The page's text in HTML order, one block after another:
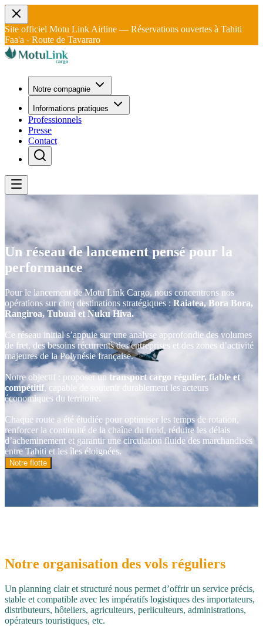
Site officiel Motu Link Airline — Réservations ouvertes à Tahiti
Faa'a - Route de Tavararo
Notre compagnie
Informations pratiques
Professionnels
Presse
Contact
Un réseau de lancement pensé pour la
performance
Pour le lancement de Motu Link Cargo, nous concentrons nos
opérations sur cinq destinations stratégiques : Raiatea, Bora Bora,
Rangiroa, Tubuai et Nuku Hiva.
Ce réseau initial s’appuie sur une analyse approfondie des volumes
de fret, des besoins récurrents des entreprises et des zones d’activité
majeures de la Polynésie française.
Notre objectif : proposer untransport cargo régulier, fiable et
compétitif, capable de soutenir durablement les acteurs
économiques du territoire.
Chaque route a été étudiée pour optimiser les temps de rotation,
renforcer la continuité de la chaîne du froid, réduire les délais
d’acheminement et garantir une circulation fluide des marchandises
entre Tahiti et les îles éloignées.
Notre flotte
Notre organisation des vols réguliers
Un planning clair et structuré nous permet d’offrir un service précis,
stable et compatible avec les impératifs logistiques des importateurs,
distributeurs, hôteliers, agriculteurs, perliculteurs, administrations,
opérateurs touristiques, etc.